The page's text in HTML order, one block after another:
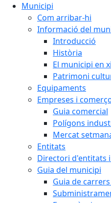
Municipi
Com arribar-hi
Informació del
Introducció
Història
El municipi en
Patrimoni
Equipaments
Empreses i
Guia comercial
Polígons
Mercat
Entitats
Directori d'entitats
Guia del municipi
Guia de